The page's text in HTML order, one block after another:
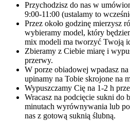
Przychodzisz do nas w
9:00-11:00 (ustalamy to
Przez około godzinę mierzysz
wybieramy model, który
mix modeli ma tworzyć Twoją
Zbieramy z Ciebie miarę i
przerwy.
W porze obiadowej wpadasz
upinamy na Tobie skrojone na
Wypuszczamy Cię na 1-2 h
Wracasz na podcięcie sukni
minutach wyrównywania lub
nas z gotową suknią ślubną.